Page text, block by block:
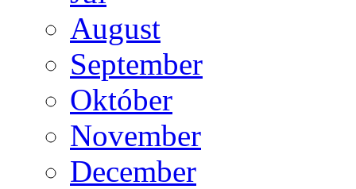
August
September
Október
November
December